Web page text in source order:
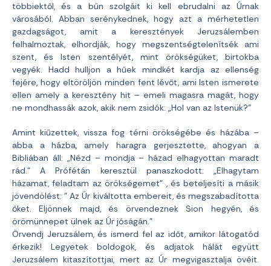
többiektől, és a bűn szolgáit ki kell ebrudalni az Úrnak
városából. Abban serénykednek, hogy azt a mérhetetlen
gazdagságot, amit a keresztények Jeruzsálemben
felhalmoztak, elhordják, hogy megszentségtelenítsék ami
szent, és Isten szentélyét, mint örökségüket, birtokba
vegyék. Hadd hulljon a hűek mindkét kardja az ellenség
fejére, hogy eltöröljön minden fent lévőt, ami Isten ismerete
ellen amely a keresztény hit – emeli magasra magát, hogy
ne mondhassák azok, akik nem zsidók: „Hol van az Istenük?”
Amint kiűzettek, vissza fog térni örökségébe és házába –
abba a házba, amely haragra gerjesztette, ahogyan a
Bibliában áll: „Nézd – mondja – házad elhagyottan maradt
rád.” A Prófétán keresztül panaszkodott: „Elhagytam
házamat, feladtam az örökségemet” , és beteljesíti a másik
jövendölést: ” Az Úr kiváltotta embereit, és megszabadította
őket. Eljönnek majd, és örvendeznek Sion hegyén, és
örömünnepet ülnek az Úr jóságán.”
Örvendj Jeruzsálem, és ismerd fel az időt, amikor látogatód
érkezik! Legyetek boldogok, és adjatok hálát együtt
Jeruzsálem kitaszítottjai, mert az Úr megvigasztalja övéit.